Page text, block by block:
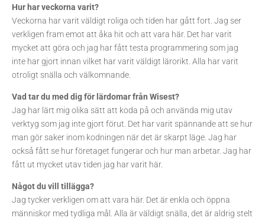
Hur har veckorna varit?
Veckorna har varit väldigt roliga och tiden har gått fort. Jag ser
verkligen fram emot att åka hit och att vara här. Det har varit
mycket att göra och jag har fått testa programmering som jag
inte har gjort innan vilket har varit väldigt lärorikt. Alla har varit
otroligt snälla och välkomnande.
Vad tar du med dig för lärdomar från Wisest?
Jag har lärt mig olika sätt att koda på och använda mig utav
verktyg som jag inte gjort förut. Det har varit spännande att se hur
man gör saker inom kodningen när det är skarpt läge. Jag har
också fått se hur företaget fungerar och hur man arbetar. Jag har
fått ut mycket utav tiden jag har varit här.
Något du vill tillägga?
Jag tycker verkligen om att vara här. Det är enkla och öppna
människor med tydliga mål. Alla är väldigt snälla, det är aldrig stelt